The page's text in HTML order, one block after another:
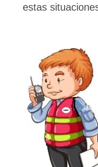
estas